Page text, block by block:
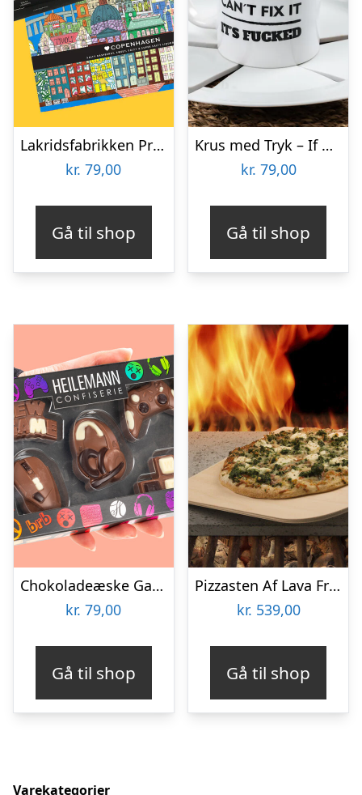
Lakridsfabrikken Premiumlakrids – Copenhagen
kr. 79,00
Gå til shop
Krus med Tryk – If Dad Can’t Fix It
kr. 79,00
Gå til shop
Chokoladeæske Gaming
kr. 79,00
Gå til shop
Pizzasten Af Lava Fra Etna
kr. 539,00
Gå til shop
Varekategorier